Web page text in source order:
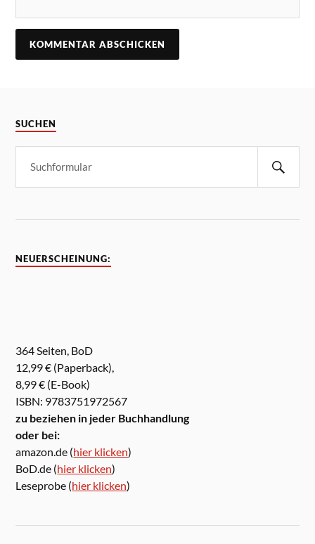
SUCHEN
NEUERSCHEINUNG:
364 Seiten, BoD
12,99 € (Paperback),
8,99 € (E-Book)
ISBN: 9783751972567
zu beziehen in jeder Buchhandlung
oder bei:
amazon.de (hier klicken)
BoD.de (hier klicken)
Leseprobe (hier klicken)